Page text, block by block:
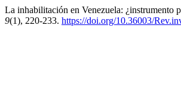
La inhabilitación en Venezuela: ¿instrumento
9(1), 220-233. https://doi.org/10.36003/